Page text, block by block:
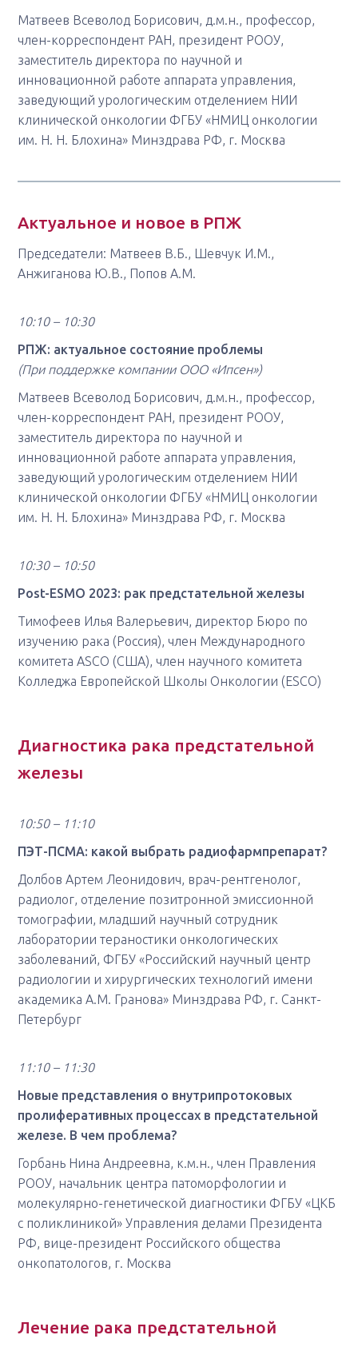
Матвеев Всеволод Борисович, д.м.н., профессор,
член-корреспондент РАН, президент РООУ,
заместитель директора по научной и
инновационной работе аппарата управления,
заведующий урологическим отделением НИИ
клинической онкологии ФГБУ «НМИЦ онкологии
им. Н. Н. Блохина» Минздрава РФ, г. Москва
Актуальное и новое в РПЖ
Председатели: Матвеев В.Б., Шевчук И.М.,
Анжиганова Ю.В., Попов А.М.
10:10 – 10:30
РПЖ: актуальное состояние проблемы
(При поддержке компании ООО «Ипсен»)
Матвеев Всеволод Борисович, д.м.н., профессор,
член-корреспондент РАН, президент РООУ,
заместитель директора по научной и
инновационной работе аппарата управления,
заведующий урологическим отделением НИИ
клинической онкологии ФГБУ «НМИЦ онкологии
им. Н. Н. Блохина» Минздрава РФ, г. Москва
10:30 – 10:50
Post-ESMO 2023: рак предстательной железы
Тимофеев Илья Валерьевич, директор Бюро по
изучению рака (Россия), член Международного
комитета ASCO (США), член научного комитета
Колледжа Европейской Школы Онкологии (ESCO)
Диагностика рака предстательной
железы
10:50 – 11:10
ПЭТ-ПСМА: какой выбрать радиофармпрепарат?
Долбов Артем Леонидович, врач-рентгенолог,
радиолог, отделение позитронной эмиссионной
томографии, младший научный сотрудник
лаборатории тераностики онкологических
заболеваний, ФГБУ «Российский научный центр
радиологии и хирургических технологий имени
академика А.М. Гранова» Минздрава РФ, г. Санкт-
Петербург
11:10 – 11:30
Новые представления о внутрипротоковых
пролиферативных процессах в предстательной
железе. В чем проблема?
Горбань Нина Андреевна, к.м.н., член Правления
РООУ, начальник центра патоморфологии и
молекулярно-генетической диагностики ФГБУ «ЦКБ
с поликлиникой» Управления делами Президента
РФ, вице-президент Российского общества
онкопатологов, г. Москва
Лечение рака предстательной